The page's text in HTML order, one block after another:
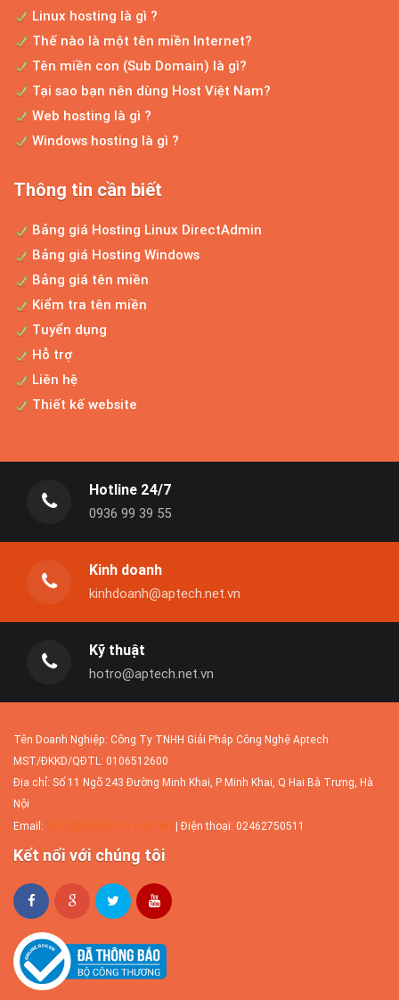
Linux hosting là gì ?
Thế nào là một tên miền Internet?
Tên miền con (Sub Domain) là gì?
Tại sao bạn nên dùng Host Việt Nam?
Web hosting là gì ?
Windows hosting là gì ?
Thông tin cần biết
Bảng giá Hosting Linux DirectAdmin
Bảng giá Hosting Windows
Bảng giá tên miền
Kiểm tra tên miền
Tuyển dụng
Hỗ trợ
Liên hệ
Thiết kế website
Hotline 24/7
0936 99 39 55
Kinh doanh
kinhdoanh@aptech.net.vn
Kỹ thuật
hotro@aptech.net.vn
Tên Doanh Nghiệp: Công Ty TNHH Giải Pháp Công Nghệ Aptech
MST/ĐKKD/QĐTL: 0106512600
Địa chỉ: Số 11 Ngõ 243 Đường Minh Khai, P Minh Khai, Q Hai Bà Trưng, Hà
Nội
Email: info@aptech.net.vn | Điện thoại: 02462750511
Kết nối với chúng tôi